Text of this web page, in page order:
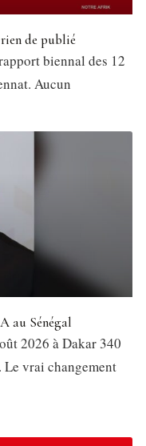
de publié
biennal des 12
Aucun
au Sénégal
2026 à Dakar 340
vrai changement